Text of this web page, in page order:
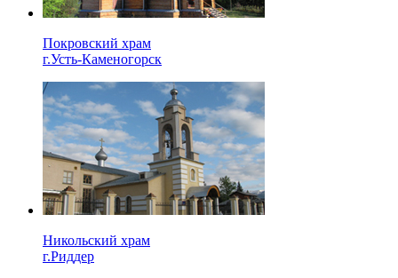
Покровский храм
г.Усть-Каменогорск
Никольский храм
г.Риддер